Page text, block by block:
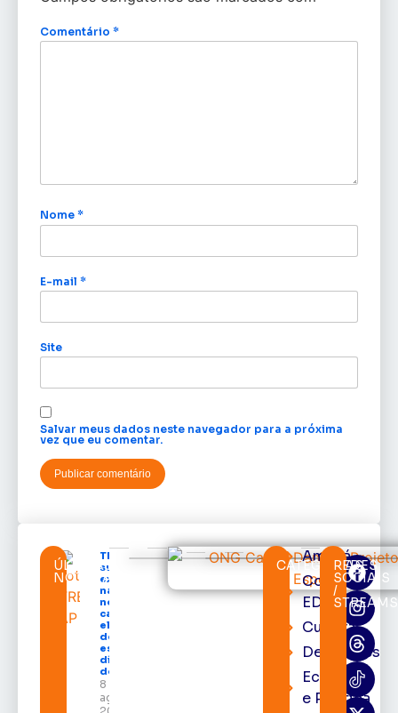
Comentário *
Nome *
E-mail *
Site
Salvar meus dados neste navegador para a próxima
vez que eu comentar.
ÚLTIMAS
NOTÍCIAS
TRE-AP
suspende
expediente
na sede e
nos
cartórios
eleitorais
de todo o
estado nos
dias 10 e 11
de agosto
8 de
agosto de
CATEGORIAS
Amapá
Cortes
EDcast
Cultura
Destaques
Economia
e Política
REDES
SOCIAIS
/
STREAMS